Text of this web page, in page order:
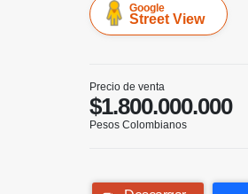
Google
Street View
Precio de venta
$1.800.000.000
Pesos Colombianos